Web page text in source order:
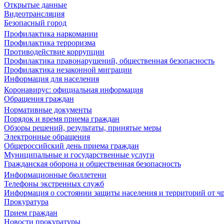
Открытые данные
Видеотрансляция
Безопасный город
Профилактика наркомании
Профилактика терроризма
Противодействие коррупции
Профилактика правонарушений, общественная безопасность
Профилактика незаконной миграции
Информация для населения
Коронавирус: официальная информация
Обращения граждан
Нормативные документы
Порядок и время приема граждан
Обзоры решений, результаты, принятые меры
Электронные обращения
Общероссийский день приема граждан
Муниципальные и государственные услуги
Гражданская оборона и общественная безопасность
Информационные бюллетени
Телефоны экстренных служб
Информация о состоянии защиты населения и территорий от
Прокуратура
Прием граждан
Новости прокуратуры